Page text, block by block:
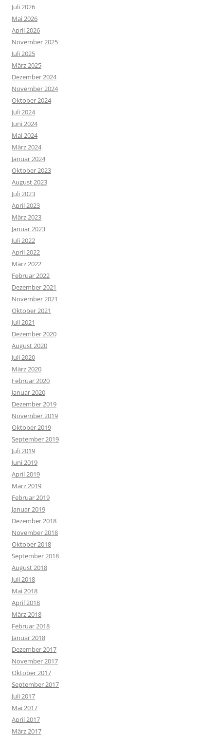
Juli 2026
Mai 2026
April 2026
November 2025
Juli 2025
März 2025
Dezember 2024
November 2024
Oktober 2024
Juli 2024
Juni 2024
Mai 2024
März 2024
Januar 2024
Oktober 2023
August 2023
Juli 2023
April 2023
März 2023
Januar 2023
Juli 2022
April 2022
März 2022
Februar 2022
Dezember 2021
November 2021
Oktober 2021
Juli 2021
Dezember 2020
August 2020
Juli 2020
März 2020
Februar 2020
Januar 2020
Dezember 2019
November 2019
Oktober 2019
September 2019
Juli 2019
Juni 2019
April 2019
März 2019
Februar 2019
Januar 2019
Dezember 2018
November 2018
Oktober 2018
September 2018
August 2018
Juli 2018
Mai 2018
April 2018
März 2018
Februar 2018
Januar 2018
Dezember 2017
November 2017
Oktober 2017
September 2017
Juli 2017
Mai 2017
April 2017
März 2017